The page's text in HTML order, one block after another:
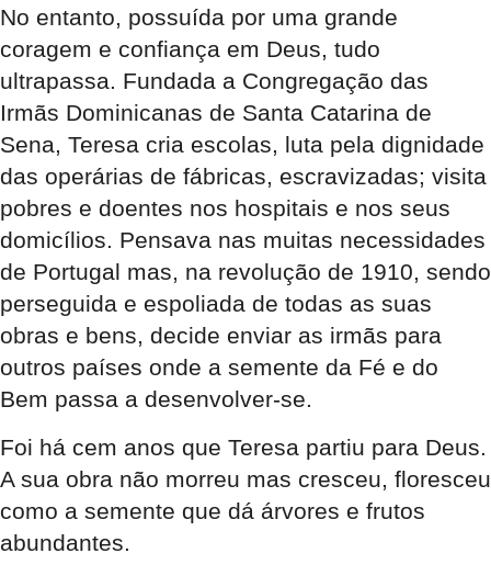
No entanto, possuída por uma grande
coragem e confiança em Deus, tudo
ultrapassa. Fundada a Congregação das
Irmãs Dominicanas de Santa Catarina de
Sena, Teresa cria escolas, luta pela dignidade
das operárias de fábricas, escravizadas; visita
pobres e doentes nos hospitais e nos seus
domicílios. Pensava nas muitas necessidades
de Portugal mas, na revolução de 1910, sendo
perseguida e espoliada de todas as suas
obras e bens, decide enviar as irmãs para
outros países onde a semente da Fé e do
Bem passa a desenvolver-se.
Foi há cem anos que Teresa partiu para Deus.
A sua obra não morreu mas cresceu, floresceu
como a semente que dá árvores e frutos
abundantes.